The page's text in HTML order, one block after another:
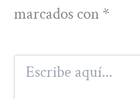
marcados con *
Escribe
aquí...